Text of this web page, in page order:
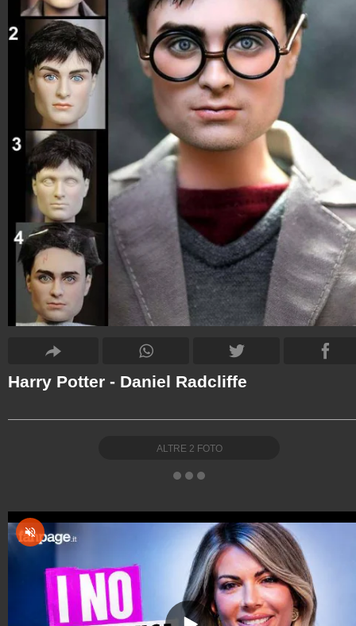
Harry Potter - Daniel Radcliffe
ALTRE 2 FOTO